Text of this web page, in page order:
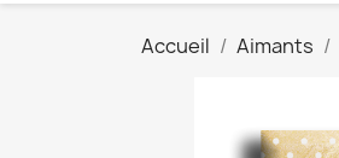
Accueil Aimants